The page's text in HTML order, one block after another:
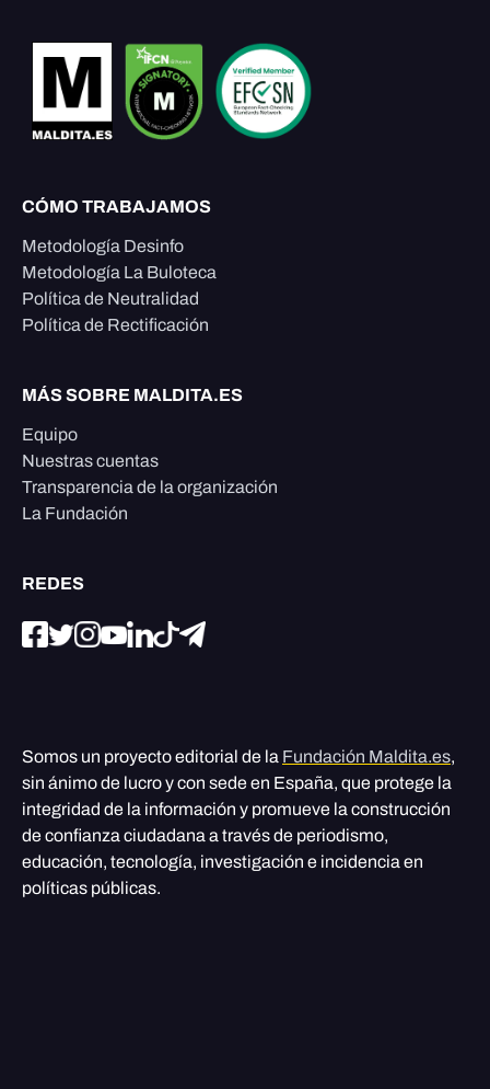
CÓMO TRABAJAMOS
Metodología Desinfo
Metodología La Buloteca
Política de Neutralidad
Política de Rectificación
MÁS SOBRE MALDITA.ES
Equipo
Nuestras cuentas
Transparencia de la organización
La Fundación
REDES
Somos un proyecto editorial de la Fundación Maldita.es,
sin ánimo de lucro y con sede en España, que protege la
integridad de la información y promueve la construcción
de confianza ciudadana a través de periodismo,
educación, tecnología, investigación e incidencia en
políticas públicas.